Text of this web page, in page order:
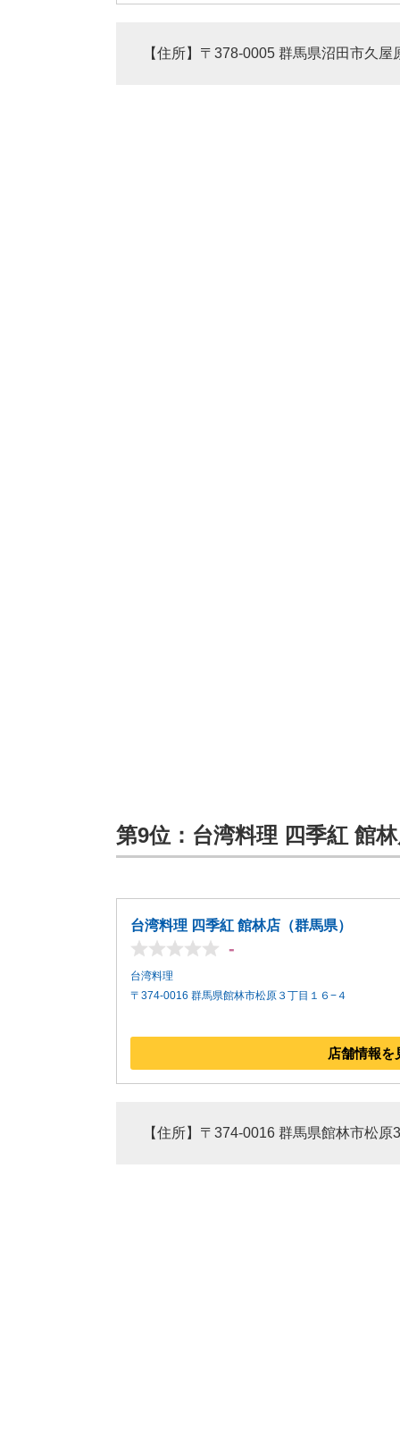
【住所】〒378-0005 群馬県沼田市久屋
第9位：台湾料理 四季紅 館
台湾料理 四季紅 館林店（群馬県）
-
台湾料理
〒374-0016 群馬県館林市松原３丁目１６−４
店舗情報を
【住所】〒374-0016 群馬県館林市松原